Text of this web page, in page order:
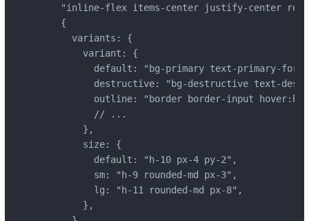
"inline-flex items-center justify-center
    {
      variants: {
        variant: {
default: "bg-primary text-primary-
destructive: "bg-destructive text-
outline: "border border-input
          // ...
        },
        size: {
          default: "h-10 px-4 py-2",
          sm: "h-9 rounded-md px-3",
          lg: "h-11 rounded-md px-8",
        },